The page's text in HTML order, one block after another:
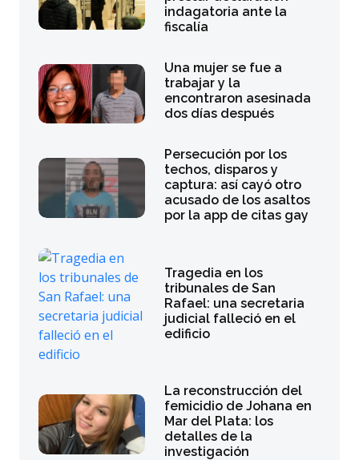
indagatoria ante la
fiscalía
Una mujer se fue a
trabajar y la
encontraron asesinada
dos días después
Persecución por los
techos, disparos y
captura: así cayó otro
acusado de los asaltos
por la app de citas gay
Tragedia en los
tribunales de San
Rafael: una secretaria
judicial falleció en el
edificio
La reconstrucción del
femicidio de Johana en
Mar del Plata: los
detalles de la
investigación